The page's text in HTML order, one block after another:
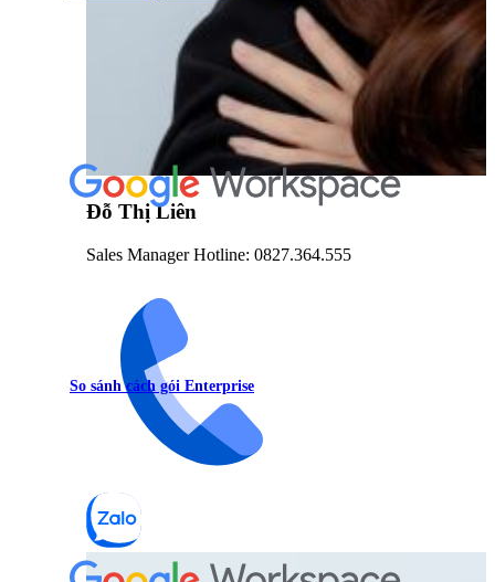
Đỗ Thị Liên
Sales Manager Hotline: 0827.364.555
So sánh cách gói Enterprise